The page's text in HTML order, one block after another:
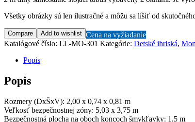
Všetky obrázky sú len ilustračné a môžu sa líšiť od
Compare Add to wishlist Cena na vyžiadanie
Katalógové číslo: LL-MO-301 Kategórie: Detské ihriská,
Popis
Popis
Rozmery (DxŠxV): 2,00 x 0,74 x 0,81 m
Veľkosť bezpečnostnej zóny: 5,03 x 3,75 m
Bezpečnostná plocha na oboch koncoch šmykľavky: 1,5 m